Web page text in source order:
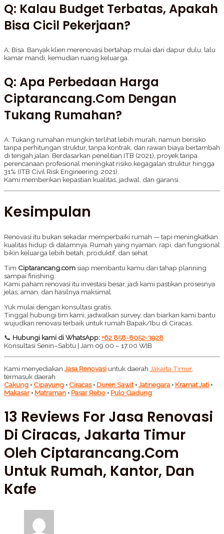
Q: Kalau Budget Terbatas, Apakah
Bisa Cicil Pekerjaan?
A: Bisa. Banyak klien merenovasi bertahap mulai dari dapur dulu, lalu
kamar mandi, kemudian ruang keluarga.
Q: Apa Perbedaan Harga
Ciptarancang.com Dengan
Tukang Rumahan?
A: Tukang rumahan mungkin terlihat lebih murah, namun berisiko
tanpa perhitungan struktur, tanpa kontrak, dan rawan biaya bertambah
di tengah jalan. Berdasarkan penelitian ITB (2021), proyek tanpa
perencanaan profesional meningkat risiko kegagalan struktur hingga
31% (ITB Civil Risk Engineering, 2021).
Kami memberikan kepastian kualitas, jadwal, dan garansi.
Kesimpulan
Renovasi itu bukan sekadar memperbaiki rumah — tapi meningkatkan
kualitas hidup di dalamnya. Rumah yang nyaman, rapi, dan fungsional
bikin keluarga lebih betah, produktif, dan sehat.
Tim Ciptarancang.comsiap membantu kamu dari tahap planning
sampai finishing.
Kami paham renovasi itu investasi besar, jadi kami pastikan prosesnya
jelas, aman, dan hasilnya maksimal.
Yuk mulai dengan konsultasi gratis.
Tinggal hubungi tim kami, jadwalkan survey, dan biarkan kami bantu
wujudkan renovasi terbaik untuk rumah Bapak/Ibu di Ciracas.
📞 Hubungi kami di WhatsApp:+62 858-8052-3928
Konsultasi Senin–Sabtu | Jam 09.00 – 17.00 WIB
Kami menyediakan Jasa Renovasi untuk daerah Jakarta Timur,
termasuk daerah
Cakung • Cipayung • Ciracas• Duren Sawit•Jatinegara • Kramat Jati •
Makasar• Matraman • Pasar Rebo • Pulo Gadung
13 Reviews For Jasa Renovasi
Di Ciracas, Jakarta Timur
Oleh Ciptarancang.com
Untuk Rumah, Kantor, Dan
Kafe